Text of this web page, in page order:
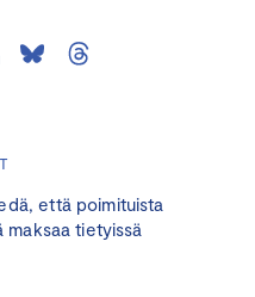
että poimituista
maksaa tietyissä